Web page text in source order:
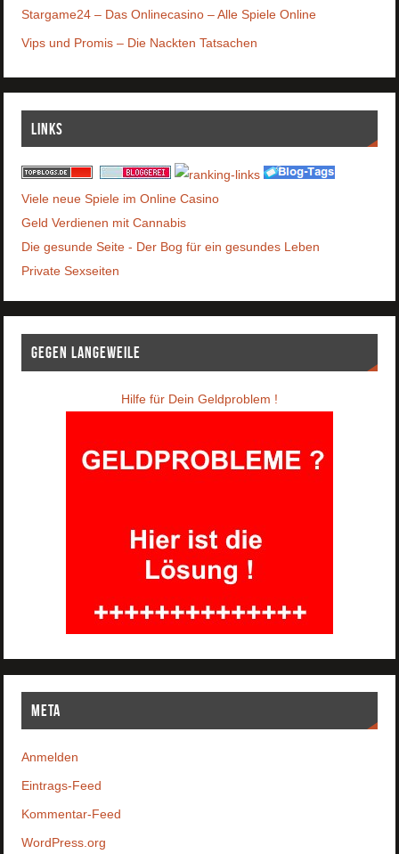
Stargame24 – Das Onlinecasino – Alle Spiele Online
Vips und Promis – Die Nackten Tatsachen
Links
Viele neue Spiele im Online Casino
Geld Verdienen mit Cannabis
Die gesunde Seite - Der Bog für ein gesundes Leben
Private Sexseiten
Gegen Langeweile
Hilfe für Dein Geldproblem !
Meta
Anmelden
Eintrags-Feed
Kommentar-Feed
WordPress.org